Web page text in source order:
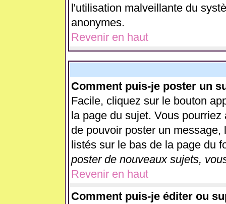
l'utilisation malveillante du
anonymes.
Revenir en haut
Comment puis-je poster un
Facile, cliquez sur le bouton
la page du sujet. Vous
de pouvoir poster un
listés sur le bas de la page du
poster de nouveaux sujets,
Revenir en haut
Comment puis-je éditer ou